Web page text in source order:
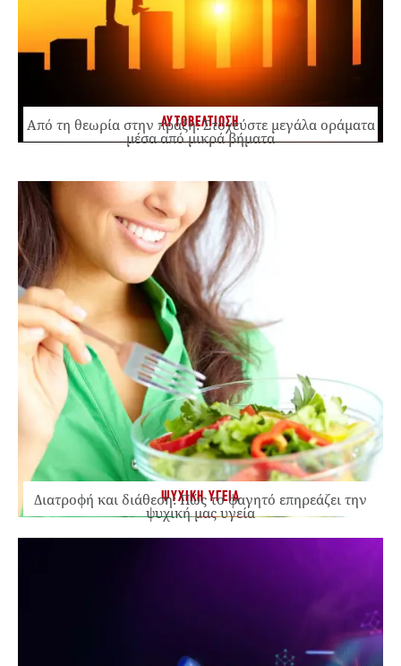
ΑΥΤΟΒΕΛΤΙΩΣΗ
Από τη θεωρία στην πράξη: Στοχεύστε μεγάλα οράματα
μέσα από μικρά βήματα
ΨΥΧΙΚΗ ΥΓΕΙΑ
Διατροφή και διάθεση: Πώς το φαγητό επηρεάζει την
ψυχική μας υγεία